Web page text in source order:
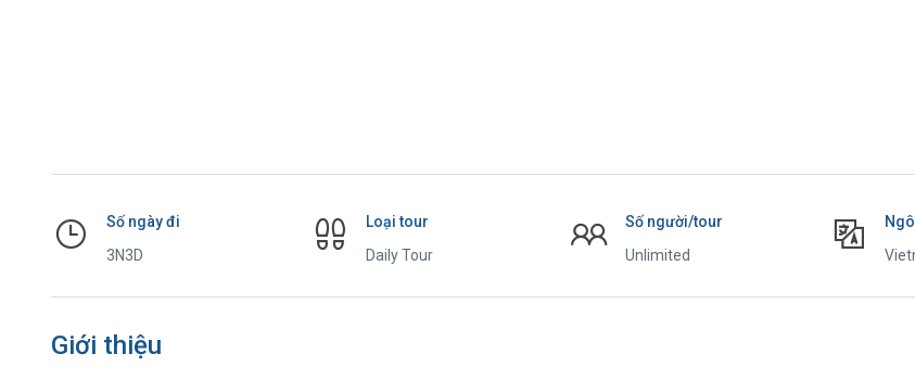
Số ngày đi
3N3D
Loại tour
Daily Tour
Số người/tour
Unlimited
Giới thiệu